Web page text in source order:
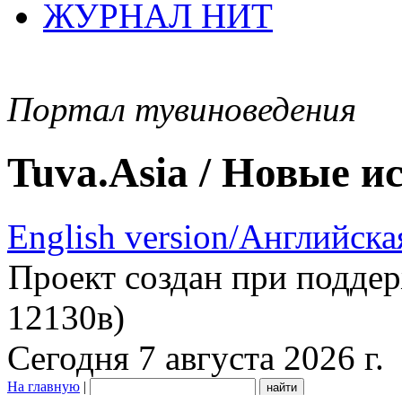
ЖУРНАЛ НИТ
Портал тувиноведения
Tuva.Asia / Новые
English version/
Проект создан при
12130в)
Сегодня 7 августа 2026 г.
На главную |